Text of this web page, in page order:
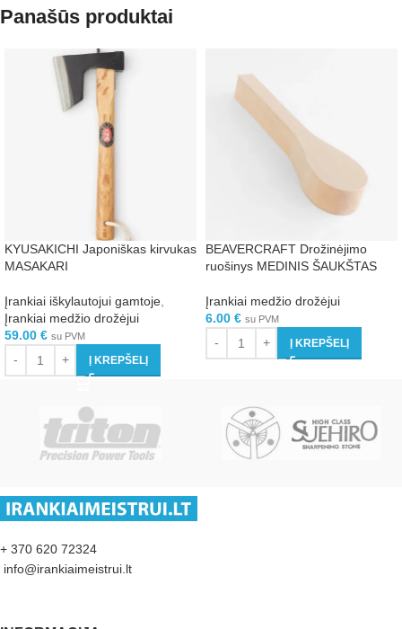
Panašūs produktai
KYUSAKICHI Japoniškas kirvukas
MASAKARI
Įrankiai iškylautojui gamtoje
Įrankiai medžio drožėjui
59.00 € su PVM
Į KREPŠELĮ
BEAVERCRAFT Drožinėjimo
ruošinys MEDINIS ŠAUKŠTAS
Įrankiai medžio drožėjui
6.00 € su PVM
Į KREPŠELĮ
+ 370 620 72324
info@irankiaimeistrui.lt